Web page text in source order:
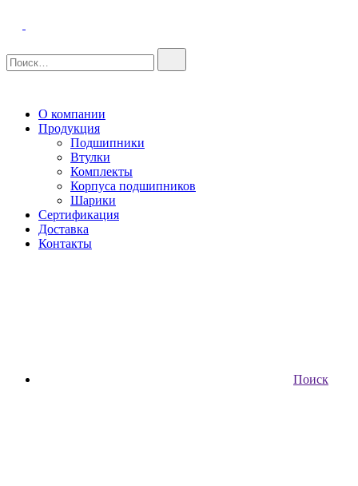
О компании
Продукция
Подшипники
Втулки
Комплекты
Корпуса подшипников
Шарики
Сертификация
Доставка
Контакты
Поиск